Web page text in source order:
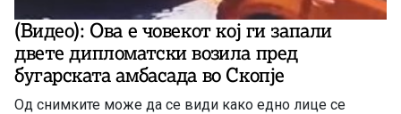
(Видео): Ова е човекот кој ги запали
двете дипломатски возила пред
бугарската амбасада во Скопје
Од снимките може да се види како едно лице се